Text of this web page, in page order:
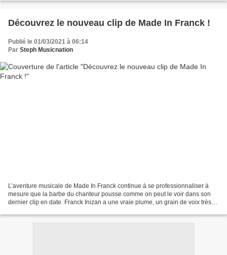
Découvrez le nouveau clip de Made In Franck !
Publié le 01/03/2021 à 06:14
Par Steph Musicnation
L’aventure musicale de Made In Franck continue à se professionnaliser à
mesure que la barbe du chanteur pousse comme on peut le voir dans son
dernier clip en date. Franck Inizan a une vraie plume, un grain de voix très